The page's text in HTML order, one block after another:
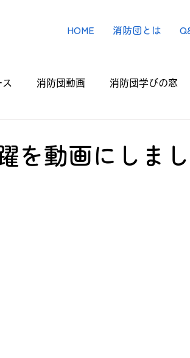
HOME 消防団とは
消防団動画 消防団学びの窓
を動画にしまし